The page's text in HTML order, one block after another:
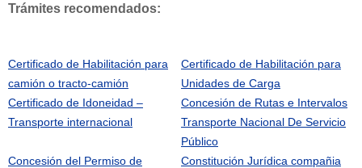
Trámites recomendados:
Certificado de Habilitación para
camión o tracto-camión
Certificado de Habilitación para
Unidades de Carga
Certificado de Idoneidad –
Transporte internacional
Concesión de Rutas e Intervalos
Transporte Nacional De Servicio
Público
Concesión del Permiso de
Constitución Jurídica compañia